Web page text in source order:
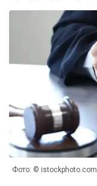
Фото: © istockphoto.com